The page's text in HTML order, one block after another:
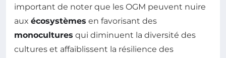
important de noter que les OGM peuvent nuire
aux écosystèmes en favorisant des
monocultures qui diminuent la diversité des
cultures et affaiblissent la résilience des